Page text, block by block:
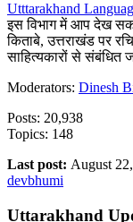
Utttarakhand
इस विभाग में आप देख
किताबे, उत्तराखंड पर
साहित्यकारों से संबंधित
Moderators: Dinesh
Posts: 20,938
Topics: 148
Last post: August
devbhumi
Uttarakhand